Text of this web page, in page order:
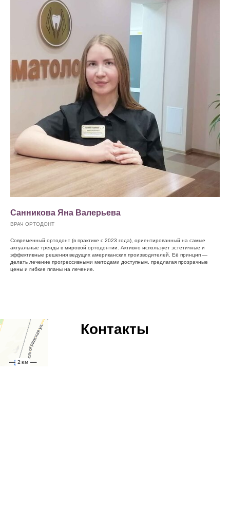
Санникова Яна Валерьева
ВРАЧ ОРТОДОНТ
Современный ортодонт (в практике с 2023 года), ориентированный на самые
актуальные тренды в мировой ортодонтии. Активно использует эстетичные и
эффективные решения ведущих американских производителей. Её принцип —
делать лечение прогрессивными методами доступным, предлагая прозрачные
цены и гибкие планы на лечение.
Контакты